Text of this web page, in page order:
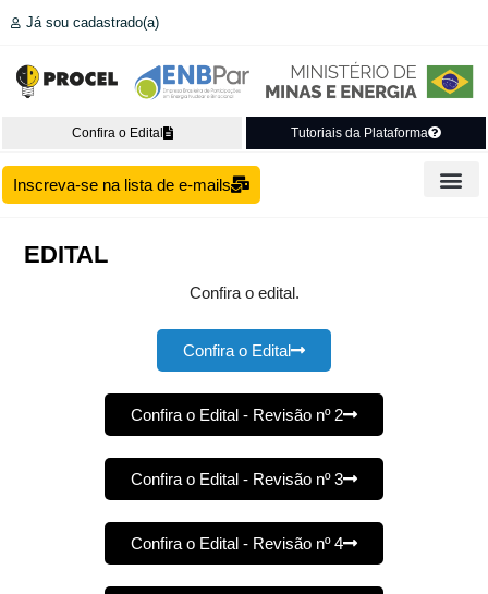
Já sou cadastrado(a)
Confira o Edital Tutoriais da Plataforma
Inscreva-se na lista de e-mails
EDITAL
Confira o edital.
Confira o Edital
Confira o Edital - Revisão nº 2
Confira o Edital - Revisão nº 3
Confira o Edital - Revisão nº 4